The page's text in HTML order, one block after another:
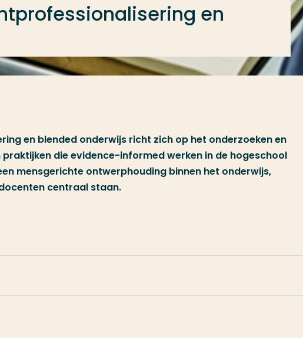
en
en blended onderwijs richt zich op het onderzoeken en
die evidence-informed werken in de hogeschool
mensgerichte ontwerphouding binnen het onderwijs,
centraal staan.